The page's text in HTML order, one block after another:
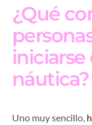
¿Qué
náutica?
Uno muy sencillo,